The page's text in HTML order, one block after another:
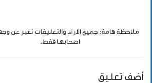
ملاحظة هامة: جميع الاراء والتعليقات تعبر عن
اصحابها فقط.
أضف تعليق